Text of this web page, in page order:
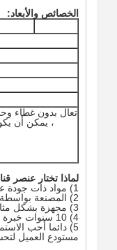
الخصائص والأبعاد:
تعال بدون غطاء
، يمكن أن
لماذا تختار عنصر
1) مواد ذات جودة عالية تضمن قناة النهاية والتجهيزات ذات الخصائص الفائقة
2) المصنعة بواسطة قوالب مثالية ومهندس محترف
3) مجهزة بشكل مثالي مع التركيبات (القنوات) لآلة لولبة CNC
4) 10 سنوات خبرة في التصدير للتأكد من تاريخ الشحن والحزمة المثالية
5) دائما أحب الاستماع إلى ردود فعل العملاء للقناة وصلت إلى
مستودع العميل